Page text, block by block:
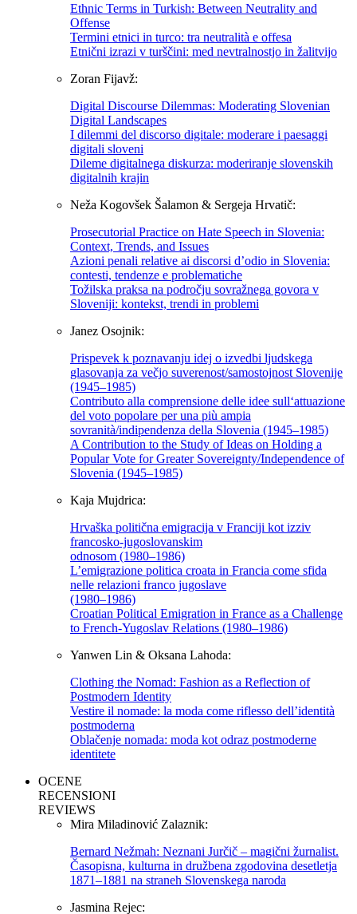
Ethnic Terms in Turkish: Between Neutrality and
Offense
Termini etnici in turco: tra neutralità e offesa
Etnični izrazi v turščini: med nevtralnostjo in žalitvijo
Zoran Fijavž:
Digital Discourse Dilemmas: Moderating Slovenian
Digital Landscapes
I dilemmi del discorso digitale: moderare i paesaggi
digitali sloveni
Dileme digitalnega diskurza: moderiranje slovenskih
digitalnih krajin
Neža Kogovšek Šalamon & Sergeja Hrvatič:
Prosecutorial Practice on Hate Speech in Slovenia:
Context, Trends, and Issues
Azioni penali relative ai discorsi d’odio in Slovenia:
contesti, tendenze e problematiche
Tožilska praksa na področju sovražnega govora v
Sloveniji: kontekst, trendi in problemi
Janez Osojnik:
Prispevek k poznavanju idej o izvedbi ljudskega
glasovanja za večjo suverenost/samostojnost Slovenije
(1945–1985)
Contributo alla comprensione delle idee sull‘attuazione
del voto popolare per una più ampia
sovranità/indipendenza della Slovenia (1945–1985)
A Contribution to the Study of Ideas on Holding a
Popular Vote for Greater Sovereignty/Independence of
Slovenia (1945–1985)
Kaja Mujdrica:
Hrvaška politična emigracija v Franciji kot izziv
francosko-jugoslovanskim
odnosom (1980–1986)
L’emigrazione politica croata in Francia come sfida
nelle relazioni franco jugoslave
(1980–1986)
Croatian Political Emigration in France as a Challenge
to French-Yugoslav Relations (1980–1986)
Yanwen Lin & Oksana Lahoda:
Clothing the Nomad: Fashion as a Reflection of
Postmodern Identity
Vestire il nomade: la moda come riflesso dell’identità
postmoderna
Oblačenje nomada: moda kot odraz postmoderne
identitete
OCENE
RECENSIONI
REVIEWS
Mira Miladinović Zalaznik:
Bernard Nežmah: Neznani Jurčič – magični žurnalist.
Časopisna, kulturna in družbena zgodovina desetletja
1871–1881 na straneh Slovenskega naroda
Jasmina Rejec: